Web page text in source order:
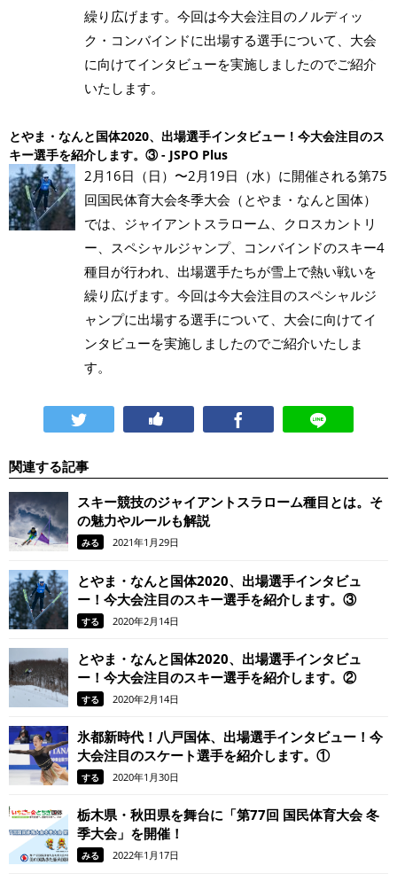
繰り広げます。今回は今大会注目のノルディッ
ク・コンバインドに出場する選手について、大会
に向けてインタビューを実施しましたのでご紹介
いたします。
とやま・なんと国体2020、出場選手インタビュー！今大会注目のス
キー選手を紹介します。③ - JSPO Plus
2月16日（日）〜2月19日（水）に開催される第75
回国民体育大会冬季大会（とやま・なんと国体）
では、ジャイアントスラローム、クロスカントリ
ー、スペシャルジャンプ、コンバインドのスキー4
種目が行われ、出場選手たちが雪上で熱い戦いを
繰り広げます。今回は今大会注目のスペシャルジ
ャンプに出場する選手について、大会に向けてイ
ンタビューを実施しましたのでご紹介いたしま
す。
関連する記事
スキー競技のジャイアントスラローム種目とは。そ
の魅力やルールも解説
みる 2021年1月29日
とやま・なんと国体2020、出場選手インタビュ
ー！今大会注目のスキー選手を紹介します。③
する 2020年2月14日
とやま・なんと国体2020、出場選手インタビュ
ー！今大会注目のスキー選手を紹介します。②
する 2020年2月14日
氷都新時代！八戸国体、出場選手インタビュー！今
大会注目のスケート選手を紹介します。①
する 2020年1月30日
栃木県・秋田県を舞台に「第77回 国民体育大会 冬
季大会」を開催！
みる 2022年1月17日